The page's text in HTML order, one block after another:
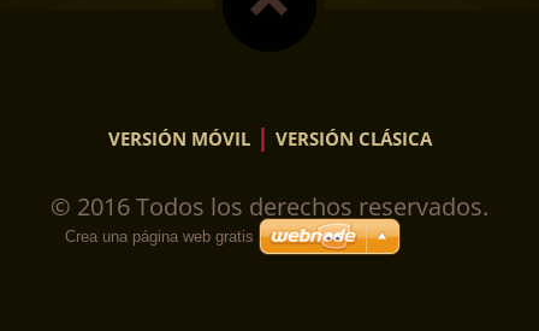
VERSIÓN MÓVIL | VERSIÓN CLÁSICA
© 2016 Todos los derechos reservados.
Crea una página web gratis